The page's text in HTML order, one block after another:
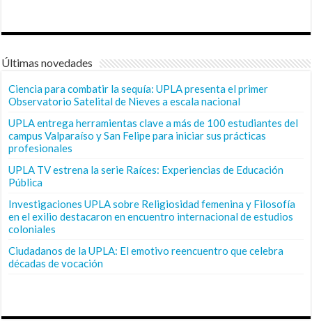
Últimas novedades
Ciencia para combatir la sequía: UPLA presenta el primer
Observatorio Satelital de Nieves a escala nacional
UPLA entrega herramientas clave a más de 100 estudiantes del
campus Valparaíso y San Felipe para iniciar sus prácticas
profesionales
UPLA TV estrena la serie Raíces: Experiencias de Educación
Pública
Investigaciones UPLA sobre Religiosidad femenina y Filosofía
en el exilio destacaron en encuentro internacional de estudios
coloniales
Ciudadanos de la UPLA: El emotivo reencuentro que celebra
décadas de vocación